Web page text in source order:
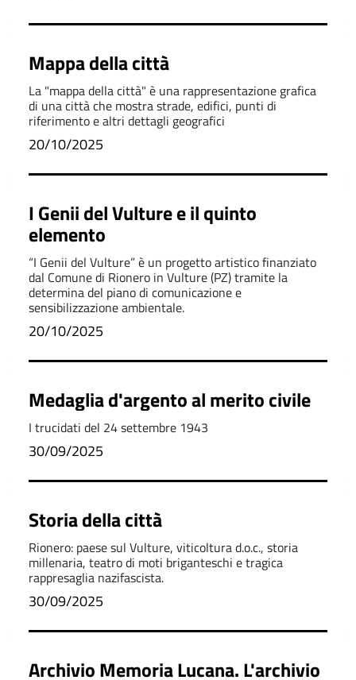
Mappa della città
La "mappa della città" è una rappresentazione grafica
di una città che mostra strade, edifici, punti di
riferimento e altri dettagli geografici
20/10/2025
I Genii del Vulture e il quinto
elemento
“I Genii del Vulture” è un progetto artistico finanziato
dal Comune di Rionero in Vulture (PZ) tramite la
determina del piano di comunicazione e
sensibilizzazione ambientale.
20/10/2025
Medaglia d'argento al merito civile
I trucidati del 24 settembre 1943
30/09/2025
Storia della città
Rionero: paese sul Vulture, viticoltura d.o.c., storia
millenaria, teatro di moti briganteschi e tragica
rappresaglia nazifascista.
30/09/2025
Archivio Memoria Lucana. L'archivio